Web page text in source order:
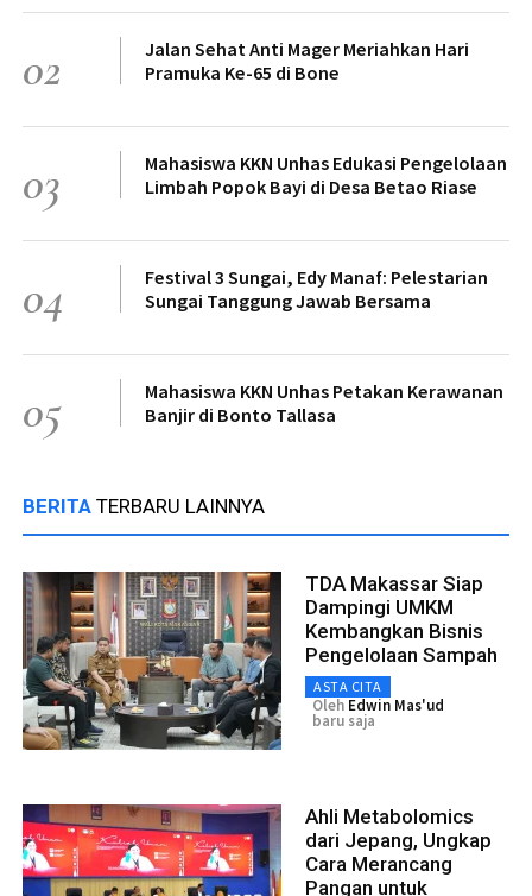
02
Jalan Sehat Anti Mager Meriahkan Hari
Pramuka Ke-65 di Bone
03
Mahasiswa KKN Unhas Edukasi Pengelolaan
Limbah Popok Bayi di Desa Betao Riase
04
Festival 3 Sungai, Edy Manaf: Pelestarian
Sungai Tanggung Jawab Bersama
05
Mahasiswa KKN Unhas Petakan Kerawanan
Banjir di Bonto Tallasa
BERITA TERBARU LAINNYA
TDA Makassar Siap
Dampingi UMKM
Kembangkan Bisnis
Pengelolaan Sampah
ASTA CITA
Oleh Edwin Mas'ud
baru saja
Ahli Metabolomics
dari Jepang, Ungkap
Cara Merancang
Pangan untuk